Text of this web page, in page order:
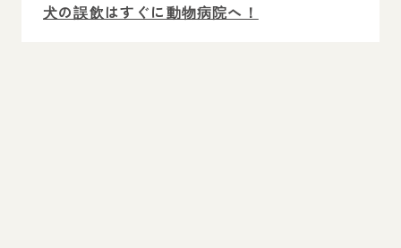
犬の誤飲はすぐに動物病院へ！